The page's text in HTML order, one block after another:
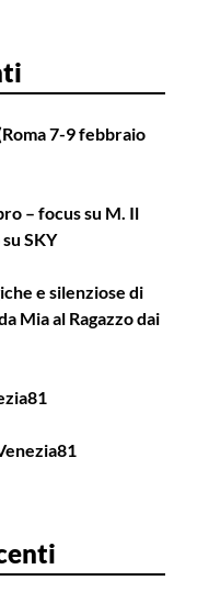
7-9 febbraio
– focus su M. Il
SKY
e silenziose di
Mia al Ragazzo dai